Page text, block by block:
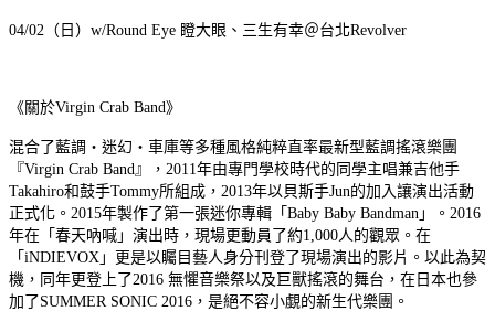
04/02（日）w/Round Eye 瞪大眼、三生有幸＠台北Revolver
《關於Virgin Crab Band》
混合了藍調・迷幻・車庫等多種風格純粹直率最新型藍調搖滾樂團
『Virgin Crab Band』，2011年由專門學校時代的同學主唱兼吉他手
Takahiro和鼓手Tommy所組成，2013年以貝斯手Jun的加入讓演出活動
正式化。2015年製作了第一張迷你專輯「Baby Baby Bandman」。2016
年在「春天吶喊」演出時，現場更動員了約1,000人的觀眾。在
「iNDIEVOX」更是以矚目藝人身分刊登了現場演出的影片。以此為契
機，同年更登上了2016 無懼音樂祭以及巨獸搖滾的舞台，在日本也參
加了SUMMER SONIC 2016，是絕不容小覷的新生代樂團。